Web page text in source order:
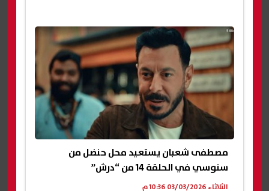
مصطفى شعبان يستعيد محل حنضل من
سنوسي في الحلقة 14 من “درش”
الثلاثاء 03/03/2026 10:36 م